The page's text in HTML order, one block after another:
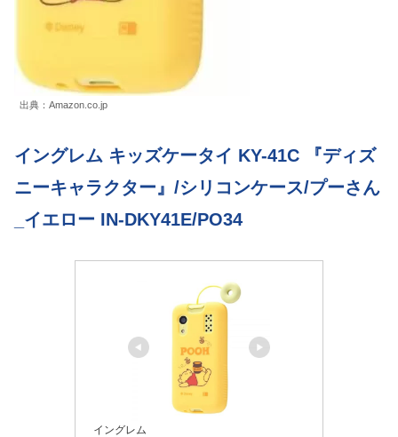
出典：Amazon.co.jp
イングレム キッズケータイ KY-41C 『ディズ
ニーキャラクター』/シリコンケース/プーさん
_イエロー IN-DKY41E/PO34
イングレム